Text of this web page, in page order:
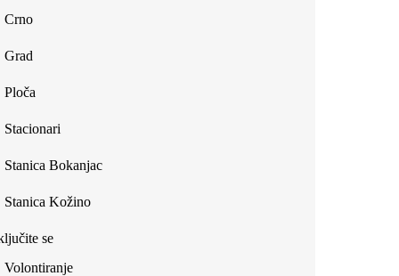
Crno
Grad
Ploča
Stacionari
Stanica Bokanjac
Stanica Kožino
se
Volontiranje